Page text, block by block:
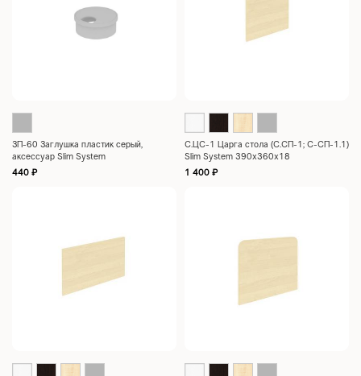
ЗП-60 Заглушка пластик серый,
аксессуар Slim System
440 ₽
С.ЦC-1 Царга стола (С.СП-1; С-СП-1.1)
Slim System 390x360x18
1 400 ₽